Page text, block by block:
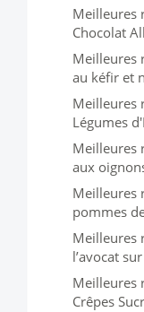
Meilleures
Chocolat
Meilleures
au kéfir et
Meilleures
Légumes
Meilleures
aux
Meilleures
pommes
Meilleures
l’avocat
Meilleures
Crêpes